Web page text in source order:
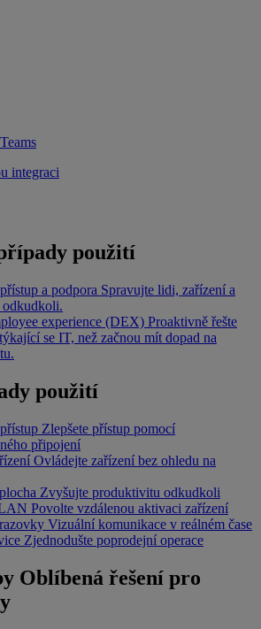
integraci
použití
a podpora Spravujte lidi, zařízení a
odkudkoli.
experience (DEX) Proaktivně řešte
se IT, než začnou mít dopad na
použití
Zlepšete přístup pomocí
připojení
Ovládejte zařízení bez ohledu na
Zvyšujte produktivitu odkudkoli
Povolte vzdálenou aktivaci zařízení
Vizuální komunikace v reálném čase
Zjednodušte poprodejní operace
Oblíbená řešení pro